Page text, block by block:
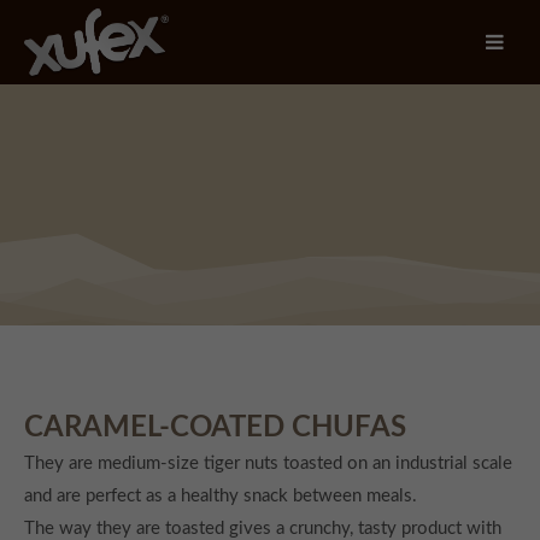
Login
Register| Lost your password?
Support
CARAMEL-COATED CHUFAS
They are medium-size tiger nuts toasted on an industrial scale
and are perfect as a healthy snack between meals.
The way they are toasted gives a crunchy, tasty product with